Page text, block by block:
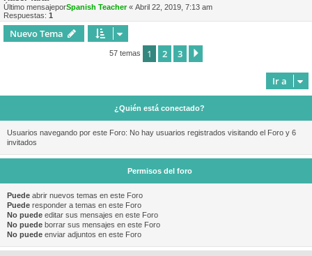
Último mensajeporSpanish Teacher« Abril 22, 2019, 7:13 am
Respuestas: 1
Nuevo Tema
57 temas 1 2 3
Ir a
¿Quién está conectado?
Usuarios navegando por este Foro: No hay usuarios registrados visitando el Foro y 6
invitados
Permisos del foro
Puede abrir nuevos temas en este Foro
Puede responder a temas en este Foro
No puede editar sus mensajes en este Foro
No puede borrar sus mensajes en este Foro
No puede enviar adjuntos en este Foro